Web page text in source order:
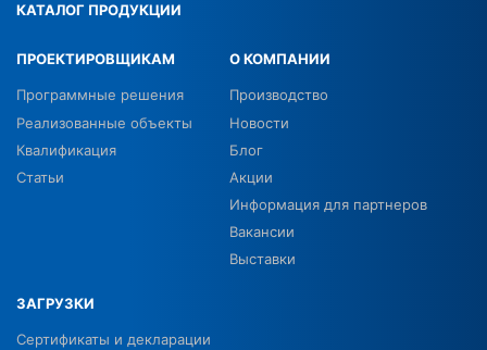
КАТАЛОГ ПРОДУКЦИИ
ПРОЕКТИРОВЩИКАМ
Программные решения
Реализованные объекты
Квалификация
Статьи
О КОМПАНИИ
Производство
Новости
Блог
Акции
Информация для партнеров
Вакансии
Выставки
ЗАГРУЗКИ
Сертификаты и декларации